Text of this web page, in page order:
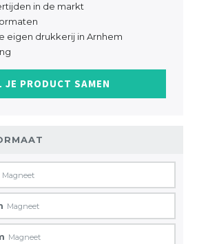
in de markt
eigen drukkerij in Arnhem
JE PRODUCT SAMEN
Magneet
Magneet
Magneet